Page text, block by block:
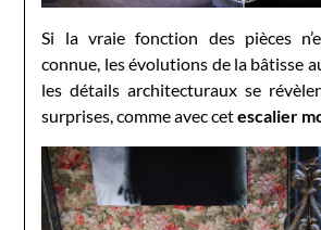
Si la vraie fonction des pièces
connue, les évolutions de la bâtisse
les détails architecturaux se
surprises, comme avec cetescalier